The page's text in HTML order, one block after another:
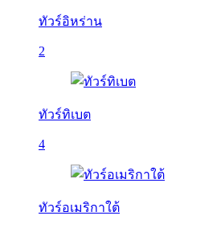
ทัวร์อิหร่าน
2
ทัวร์ทิเบต
4
ทัวร์อเมริกาใต้